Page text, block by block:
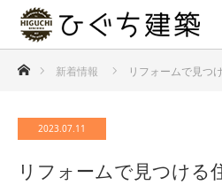
ホーム新着情報 リフォームで見つ
2023.07.11
リフォームで見つける